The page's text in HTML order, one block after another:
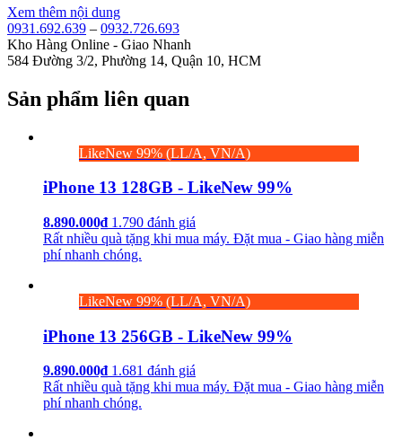
Xem thêm nội dung
0931.692.639 – 0932.726.693
Kho Hàng Online - Giao Nhanh
584 Đường 3/2, Phường 14, Quận 10, HCM
Sản phẩm liên quan
LikeNew 99% (LL/A, VN/A)
iPhone 13 128GB - LikeNew 99%
8.890.000₫ 1.790 đánh giá
Rất nhiều quà tặng khi mua máy. Đặt mua - Giao hàng miễn
phí nhanh chóng.
LikeNew 99% (LL/A, VN/A)
iPhone 13 256GB - LikeNew 99%
9.890.000₫ 1.681 đánh giá
Rất nhiều quà tặng khi mua máy. Đặt mua - Giao hàng miễn
phí nhanh chóng.